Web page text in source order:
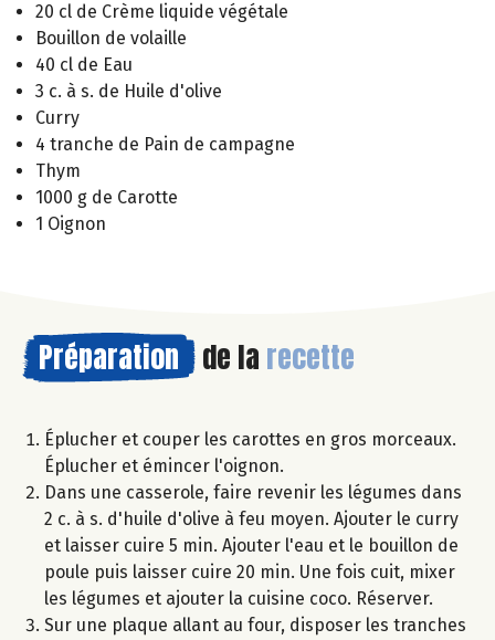
20 cl de Crème liquide végétale
Bouillon de volaille
40 cl de Eau
3 c. à s. de Huile d'olive
Curry
4 tranche de Pain de campagne
Thym
1000 g de Carotte
1 Oignon
Préparation de la recette
Éplucher et couper les carottes en gros morceaux.
Éplucher et émincer l'oignon.
Dans une casserole, faire revenir les légumes dans
2 c. à s. d'huile d'olive à feu moyen. Ajouter le curry
et laisser cuire 5 min. Ajouter l'eau et le bouillon de
poule puis laisser cuire 20 min. Une fois cuit, mixer
les légumes et ajouter la cuisine coco. Réserver.
Sur une plaque allant au four, disposer les tranches